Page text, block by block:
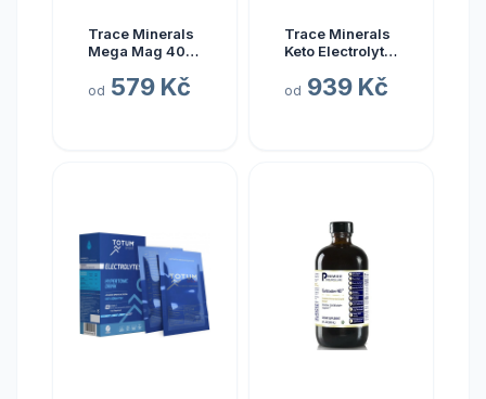
Trace Minerals
Mega Mag 400
elektrolyty, 118
od 579 Kč
Trace Minerals
Keto Electrolyte
elektrolyty v
od 939 Kč